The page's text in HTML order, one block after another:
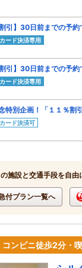
引】30日前までの予
ード決済専用
引】30日前までの予
ード決済専用
特別企画！「１１％
ード決済可
施設と交通手段を自
付プラン一覧へ
コンビニ徒歩2分・